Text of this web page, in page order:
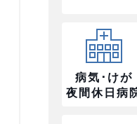
病気･けが
夜間休日病